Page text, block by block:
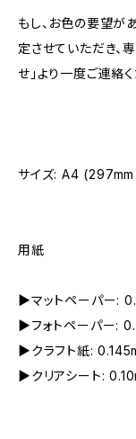
もし、お色の要望が
定させていただき、
せ」より一度ご連絡
サイズ: A4
用紙
▶︎マットペーパー:
▶︎フォトペーパー:
▶︎クラフト紙:
▶︎クリアシート: